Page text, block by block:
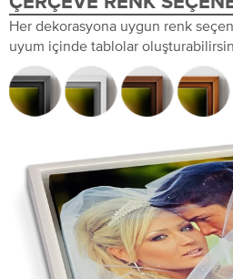
Her dekorasyona uygun renk
uyum içinde tablolar